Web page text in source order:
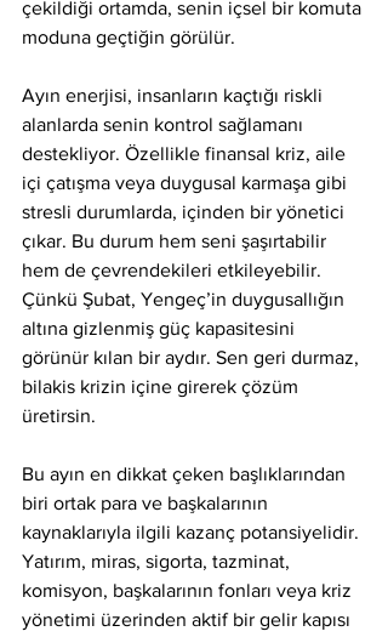
çekildiği ortamda, senin içsel bir komuta
moduna geçtiğin görülür.
Ayın enerjisi, insanların kaçtığı riskli
alanlarda senin kontrol sağlamanı
destekliyor. Özellikle finansal kriz, aile
içi çatışma veya duygusal karmaşa gibi
stresli durumlarda, içinden bir yönetici
çıkar. Bu durum hem seni şaşırtabilir
hem de çevrendekileri etkileyebilir.
Çünkü Şubat, Yengeç’in duygusallığın
altına gizlenmiş güç kapasitesini
görünür kılan bir aydır. Sen geri durmaz,
bilakis krizin içine girerek çözüm
üretirsin.
Bu ayın en dikkat çeken başlıklarından
biri ortak para ve başkalarının
kaynaklarıyla ilgili kazanç potansiyelidir.
Yatırım, miras, sigorta, tazminat,
komisyon, başkalarının fonları veya kriz
yönetimi üzerinden aktif bir gelir kapısı